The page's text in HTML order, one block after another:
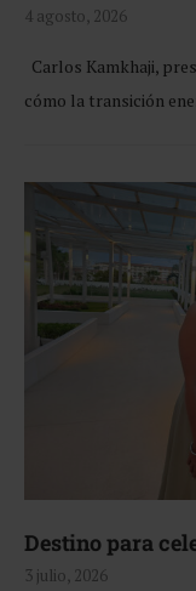
4 agosto, 2026
Carlos Kamkhaji,
cómo la transición
Destino para
3 julio, 2026